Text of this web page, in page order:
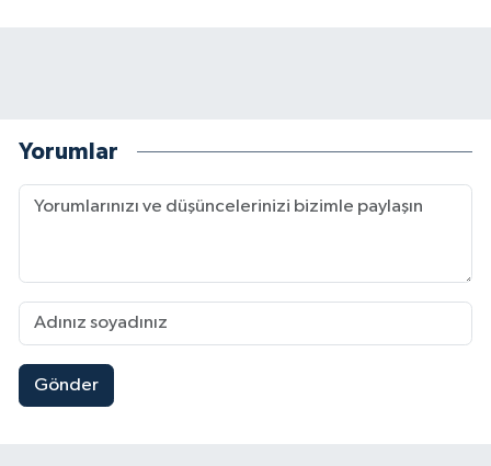
Yorumlar
Gönder